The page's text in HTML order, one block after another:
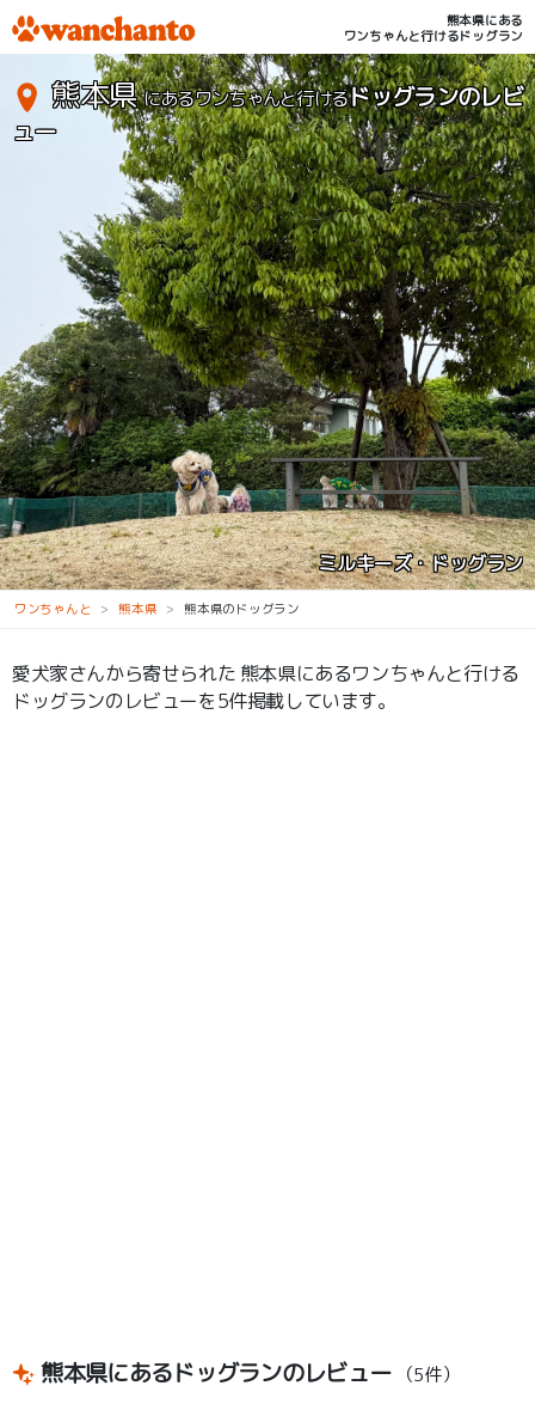
熊本県にある
ワンちゃんと行けるドッグラン
ドッグラン Happy Tail
熊本県にあるワンちゃんと行けるドッグランのレビ
ュー
ワンちゃんと 熊本県 熊本県のドッグラン
愛犬家さんから寄せられた 熊本県にあるワンちゃんと行ける
ドッグランのレビューを5件掲載しています。
熊本県にあるドッグランのレビュー （5件）